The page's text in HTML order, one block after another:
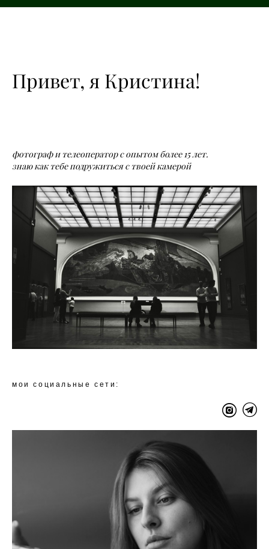
Привет, я Кристина!
фотограф и телеоператор с опытом более 15 лет.
знаю как тебе подружиться с твоей камерой
мои социальные сети: